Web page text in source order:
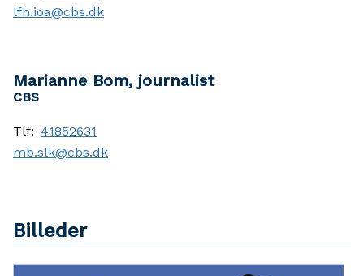
lfh.ioa@cbs.dk
Marianne Bom, journalist
CBS
Tlf: 41852631
mb.slk@cbs.dk
Billeder